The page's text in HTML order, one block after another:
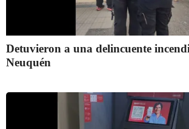
Detuvieron a una delincuente
Neuquén